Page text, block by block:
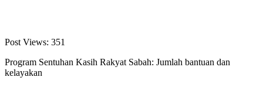
Post Views: 351
Program Sentuhan Kasih Rakyat Sabah: Jumlah bantuan dan
kelayakan